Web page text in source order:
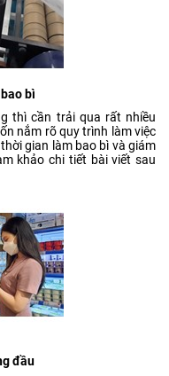
bì
thì cần trải qua rất nhiều
nắm rõ quy trình làm việc
gian làm bao bì và giám
khảo chi tiết bài viết sau
đầu